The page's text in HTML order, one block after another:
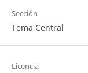
Sección
Tema Central
Licencia